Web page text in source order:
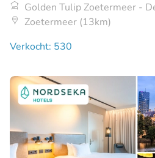
Golden Tulip Zoetermeer -
Zoetermeer (13km)
Verkocht: 530